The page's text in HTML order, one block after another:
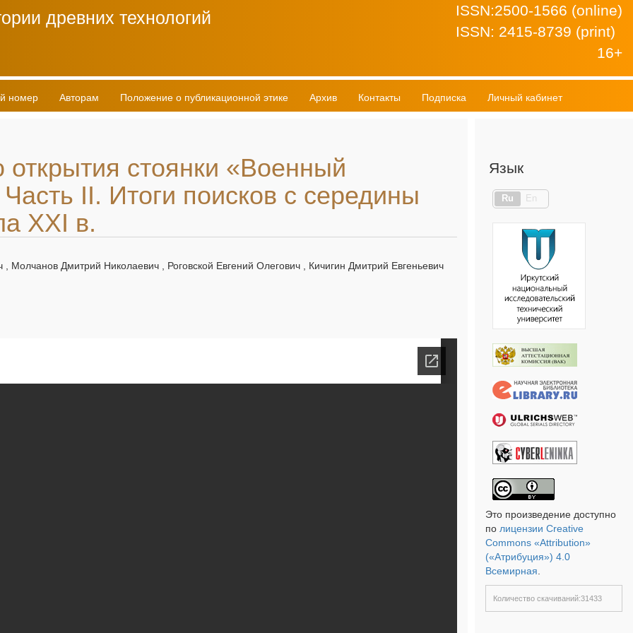
ISSN:2500-1566 (online)
ISSN: 2415-8739 (print)
16+
древних технологий
номер Авторам Положение о публикационной этике Архив Контакты Подписка Личный кабинет
открытия стоянки «Военный
Часть II. Итоги поисков с середины
XXI в.
, Молчанов Дмитрий Николаевич , Роговской Евгений Олегович , Кичигин Дмитрий Евгеньевич
Язык
Ru En
Это произведение доступно
по лицензии Creative
Commons «Attribution»
(«Атрибуция») 4.0
Всемирная
Количество скачиваний:31433